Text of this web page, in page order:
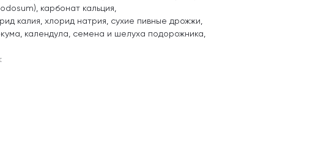
карбонат кальция,
калия, хлорид натрия, сухие пивные дрожжи,
календула, семена и шелуха подорожника,